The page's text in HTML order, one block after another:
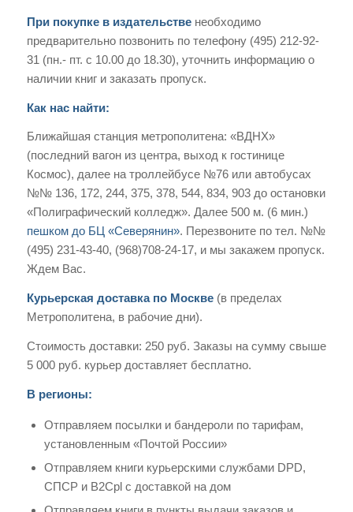
При покупке в издательственеобходимо
предварительно позвонить по телефону (495) 212-92-
31 (пн.- пт. с 10.00 до 18.30), уточнить информацию о
наличии книг и заказать пропуск.
Как нас найти:
Ближайшая станция метрополитена: «ВДНХ»
(последний вагон из центра, выход к гостинице
Космос), далее на троллейбусе №76 или автобусах
№№ 136, 172, 244, 375, 378, 544, 834, 903 до остановки
«Полиграфический колледж». Далее 500 м. (6 мин.)
пешком до БЦ «Северянин». Перезвоните по тел. №№
(495) 231-43-40, (968)708-24-17, и мы закажем пропуск.
Ждем Вас.
Курьерская доставка по Москве(в пределах
Метрополитена, в рабочие дни).
Стоимость доставки: 250 руб. Заказы на сумму свыше
5 000 руб. курьер доставляет бесплатно.
В регионы:
Отправляем посылки и бандероли по тарифам,
установленным «Почтой России»
Отправляем книги курьерскими службами DPD,
СПСР и B2Cpl с доставкой на дом